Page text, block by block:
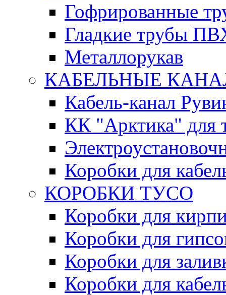
Гофрированные
Гладкие трубы
Металлорукав
КАБЕЛЬНЫЕ
Кабель-канал
КК "Арктика" для
Коробки для
КОРОБКИ ТУСО
Коробки для
Коробки для
Коробки для
Коробки для